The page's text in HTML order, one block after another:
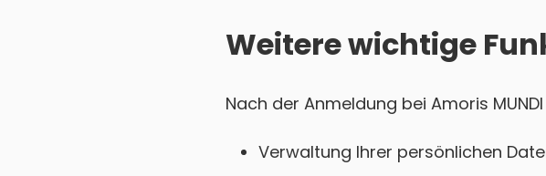
Weitere wichtige
Nach der Anmeldung bei Amoris
Verwaltung Ihrer persönlichen